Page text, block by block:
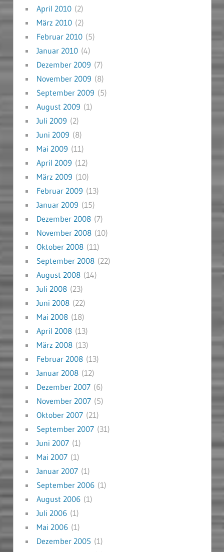
April 2010(2)
März 2010(2)
Februar 2010(5)
Januar 2010(4)
Dezember 2009 (7)
November 2009 (8)
September 2009 (5)
August 2009 (1)
Juli 2009 (2)
Juni 2009 (8)
Mai 2009 (11)
April 2009 (12)
März 2009 (10)
Februar 2009 (13)
Januar 2009 (15)
Dezember 2008(7)
November 2008(10)
Oktober 2008(11)
September 2008(22)
August 2008(14)
Juli 2008(23)
Juni 2008(22)
Mai 2008(18)
April 2008(13)
März 2008(13)
Februar 2008(13)
Januar 2008(12)
Dezember 2007(6)
November 2007(5)
Oktober 2007(21)
September 2007(31)
Juni 2007(1)
Mai 2007(1)
Januar 2007(1)
September 2006(1)
August 2006(1)
Juli 2006(1)
Mai 2006(1)
Dezember 2005 (1)